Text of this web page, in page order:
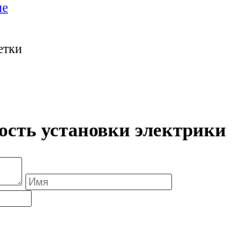
установки электрики